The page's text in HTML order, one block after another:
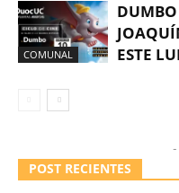
COMUNAL
ESTE
-
POST RECIENTES